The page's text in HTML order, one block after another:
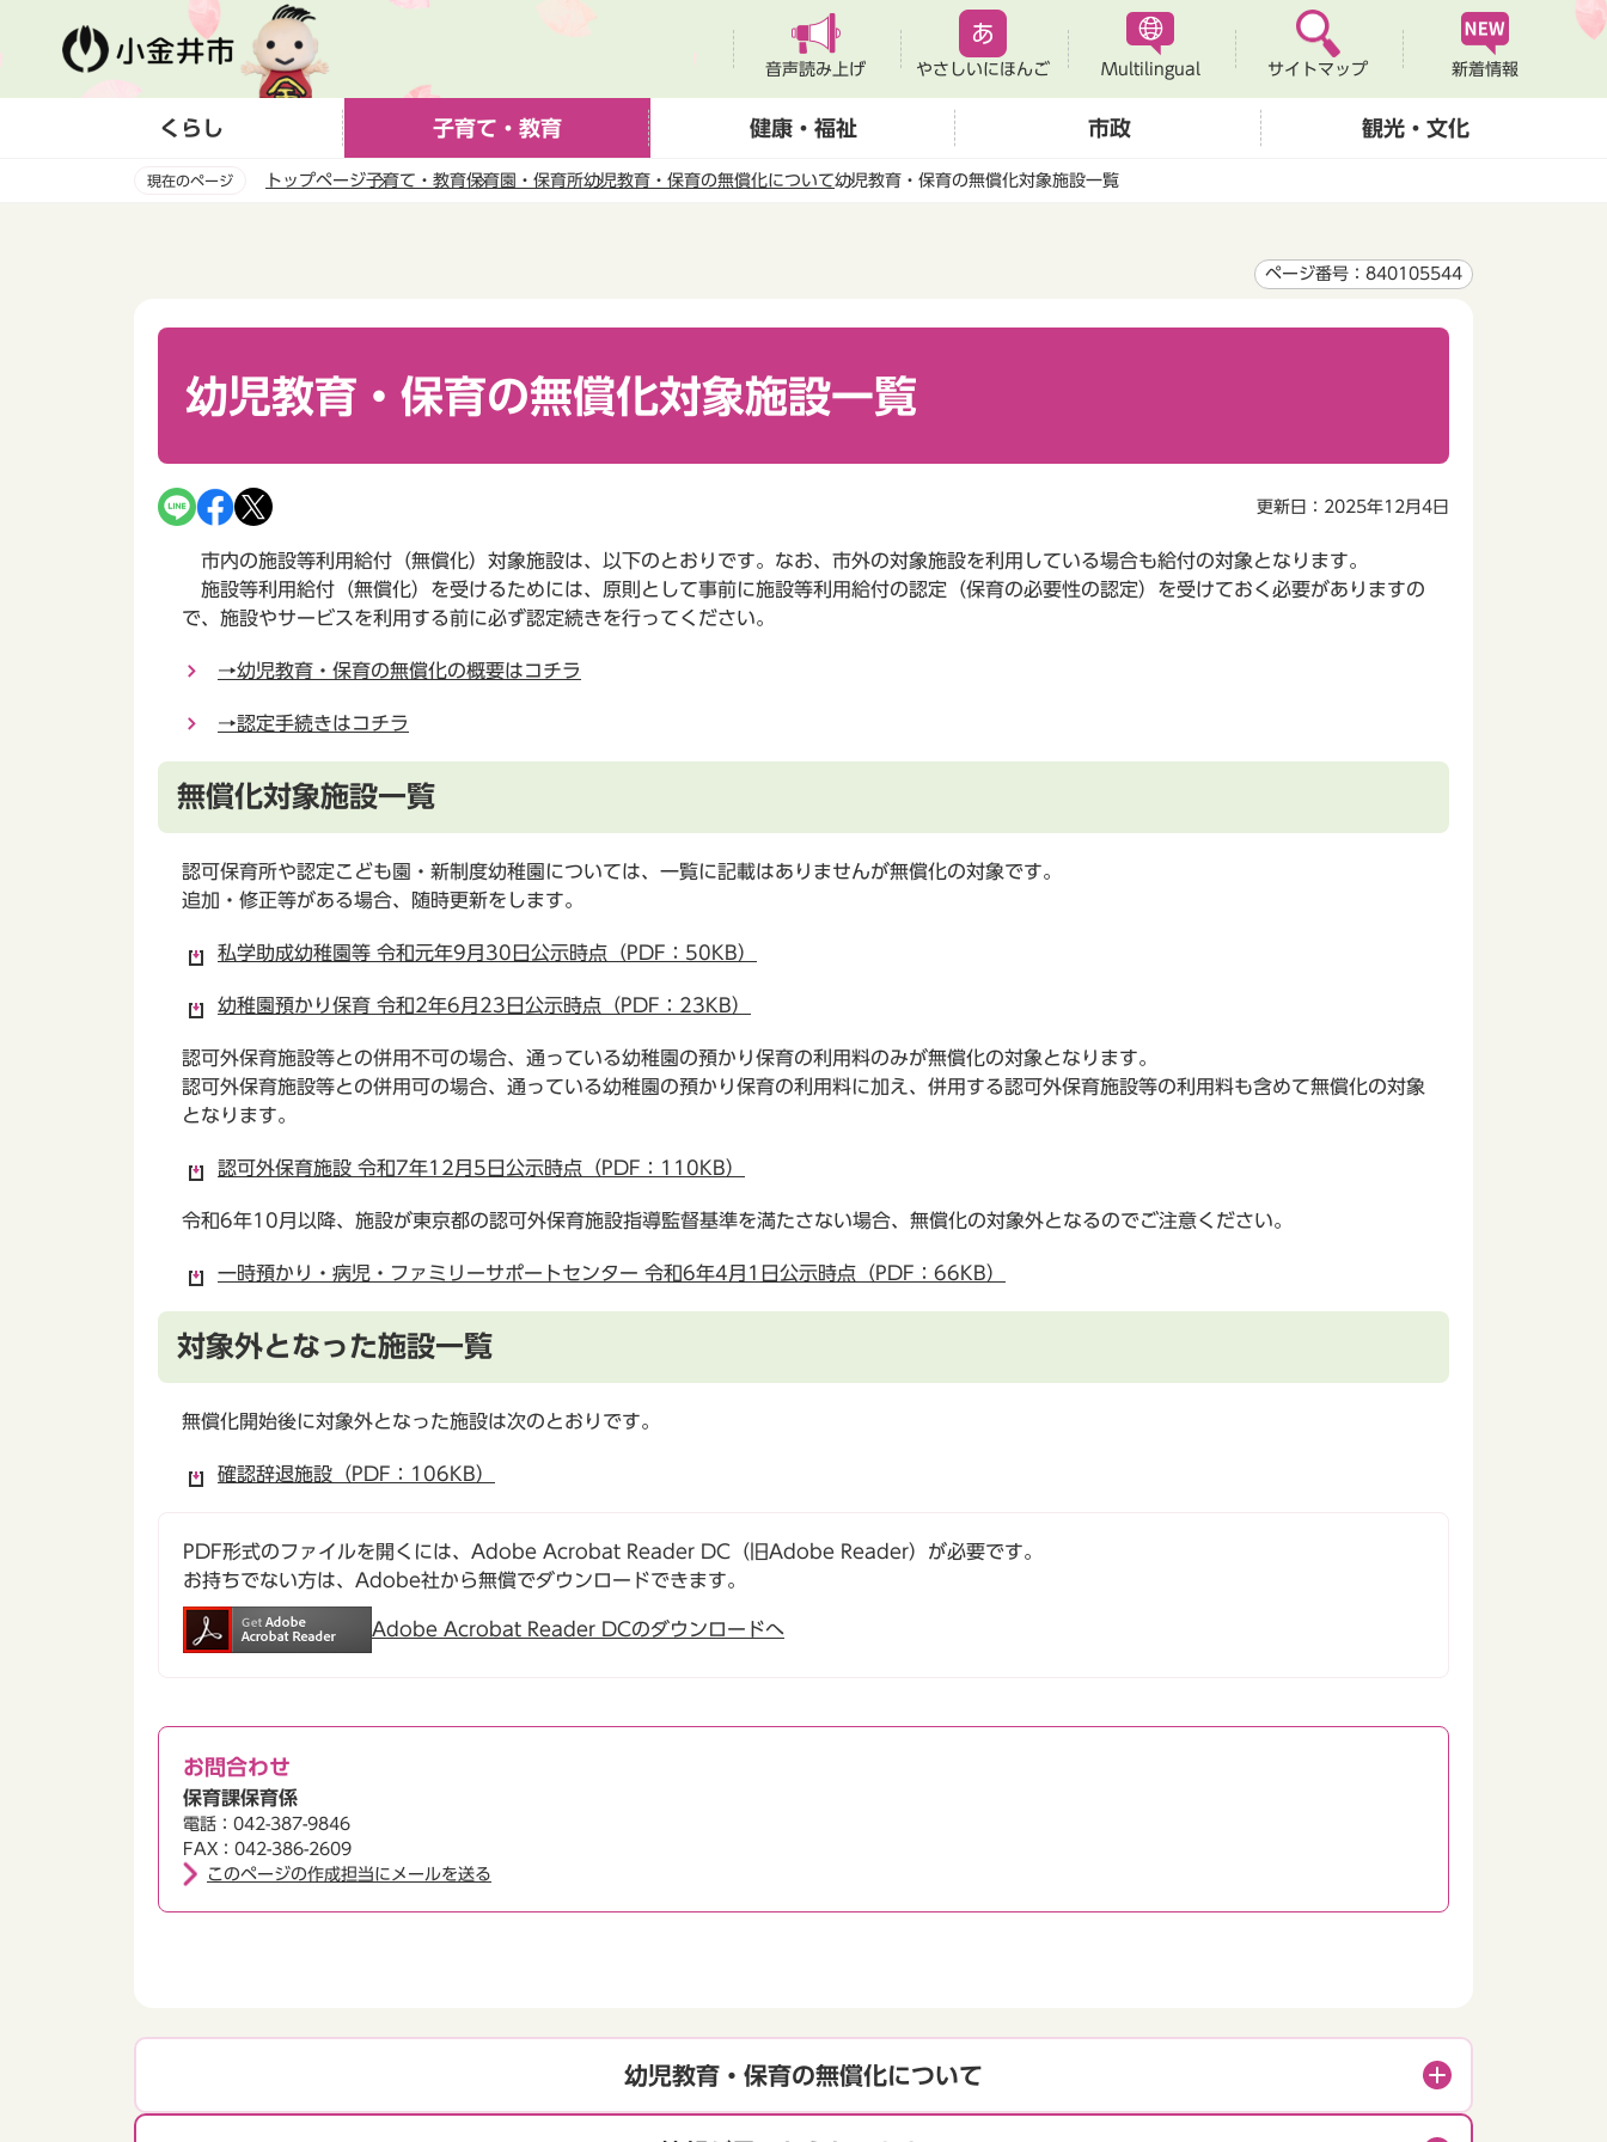
ー
音声読み上げ やさしいにほんご Multilingual サイトマップ 新着情報
くらし 子育て・教育 健康・福祉 市政 観光・文化
現在のページ トップページ子育て・教育保育園・保育所幼児教育・保育の無償化について幼児教育・保育の無償化対象施設一覧
ページ番号：840105544
幼児教育・保育の無償化対象施設一覧
更新日：2025年12月4日
市内の施設等利用給付（無償化）対象施設は、以下のとおりです。なお、市外の対象施設を利用している場合も給付の対象となります。
施設等利用給付（無償化）を受けるためには、原則として事前に施設等利用給付の認定（保育の必要性の認定）を受けておく必要がありますの
で、施設やサービスを利用する前に必ず認定続きを行ってください。
→幼児教育・保育の無償化の概要はコチラ
→認定手続きはコチラ
無償化対象施設一覧
認可保育所や認定こども園・新制度幼稚園については、一覧に記載はありませんが無償化の対象です。
追加・修正等がある場合、随時更新をします。
私学助成幼稚園等 令和元年9月30日公示時点（PDF：50KB）
幼稚園預かり保育 令和2年6月23日公示時点（PDF：23KB）
認可外保育施設等との併用不可の場合、通っている幼稚園の預かり保育の利用料のみが無償化の対象となります。
認可外保育施設等との併用可の場合、通っている幼稚園の預かり保育の利用料に加え、併用する認可外保育施設等の利用料も含めて無償化の対象
となります。
認可外保育施設 令和7年12月5日公示時点（PDF：110KB）
令和6年10月以降、施設が東京都の認可外保育施設指導監督基準を満たさない場合、無償化の対象外となるのでご注意ください。
一時預かり・病児・ファミリーサポートセンター 令和6年4月1日公示時点（PDF：66KB）
対象外となった施設一覧
無償化開始後に対象外となった施設は次のとおりです。
確認辞退施設（PDF：106KB）
PDF形式のファイルを開くには、Adobe Acrobat Reader DC（旧Adobe Reader）が必要です。
お持ちでない方は、Adobe社から無償でダウンロードできます。
Adobe Acrobat Reader DCのダウンロードへ
お問合わせ
保育課保育係
電話：042-387-9846
FAX：042-386-2609
このページの作成担当にメールを送る
幼児教育・保育の無償化について